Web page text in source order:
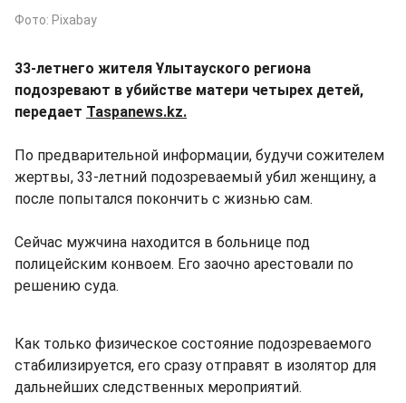
Фото: Pixabay
33-летнего жителя Ұлытауского региона
подозревают в убийстве матери четырех детей,
передает Taspanews.kz.
По предварительной информации, будучи сожителем
жертвы, 33-летний подозреваемый убил женщину, а
после попытался покончить с жизнью сам.
Сейчас мужчина находится в больнице под
полицейским конвоем. Его заочно арестовали по
решению суда.
Как только физическое состояние подозреваемого
стабилизируется, его сразу отправят в изолятор для
дальнейших следственных мероприятий.